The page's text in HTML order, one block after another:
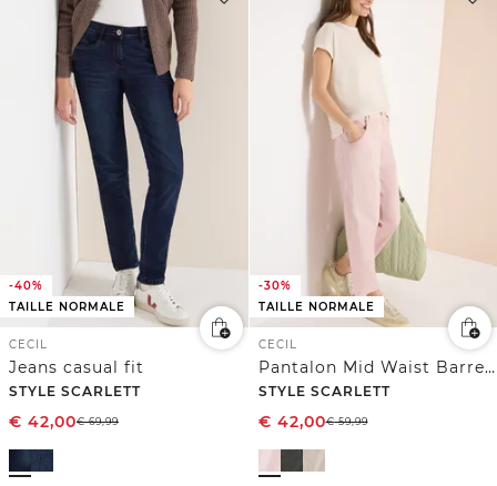
-40%
TAILLE NORMALE
CECIL
Jeans casual fit
STYLE SCARLETT
€ 42,00€69,99
-30%
TAILLE NORMALE
CECIL
Pantalon Mid Waist Barrel Leg à coupe décontractée
STYLE SCARLETT
€ 42,00€59,99